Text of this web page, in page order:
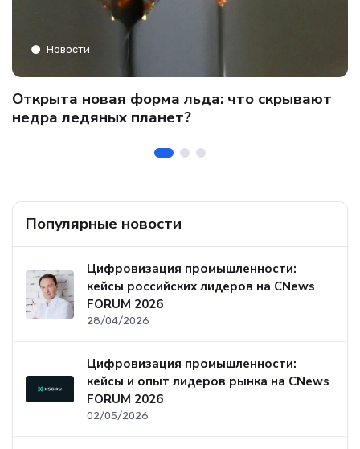
Новости
Открыта новая форма льда: что скрывают
недра ледяных планет?
Популярные новости
Цифровизация промышленности:
кейсы российских лидеров на CNews
FORUM 2026
28/04/2026
Цифровизация промышленности:
кейсы и опыт лидеров рынка на CNews
FORUM 2026
02/05/2026